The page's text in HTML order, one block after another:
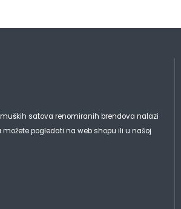
muških satova renomiranih brendova nalazi
možete pogledati na web shopu ili u našoj